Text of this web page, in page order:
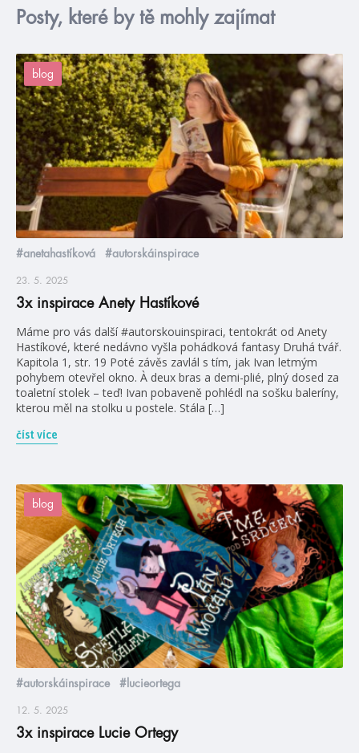
Posty, které by tě mohly zajímat
blog
#anetahastíková #autorskáinspirace
23. 5. 2025
3x inspirace Anety Hastíkové
Máme pro vás další #autorskouinspiraci, tentokrát od Anety
Hastíkové, které nedávno vyšla pohádková fantasy Druhá tvář.
Kapitola 1, str. 19 Poté závěs zavlál s tím, jak Ivan letmým
pohybem otevřel okno. À deux bras a demi-plié, plný dosed za
toaletní stolek – teď! Ivan pobaveně pohlédl na sošku baleríny,
kterou měl na stolku u postele. Stála […]
číst více
blog
#autorskáinspirace #lucieortega
12. 5. 2025
3x inspirace Lucie Ortegy